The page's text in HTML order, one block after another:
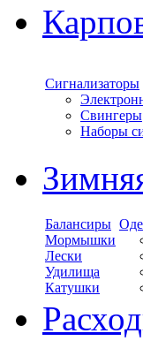
Сигнализаторы
Свингеры
Наборы
Балансиры
Мормышки
Лески
Удилища
Катушки